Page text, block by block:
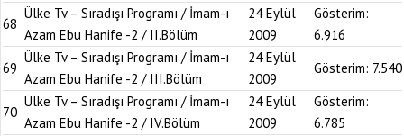
68
Ülke Tv – Sıradışı Programı / İmam-ı
Azam Ebu Hanife -2 / II.Bölüm
24 Eylül
2009
Gösterim:
6.916
69
Ülke Tv – Sıradışı Programı / İmam-ı
Azam Ebu Hanife -2 / III.Bölüm
24 Eylül
2009
Gösterim: 7.540
70
Ülke Tv – Sıradışı Programı / İmam-ı
Azam Ebu Hanife -2 / IV.Bölüm
24 Eylül
2009
Gösterim:
6.785